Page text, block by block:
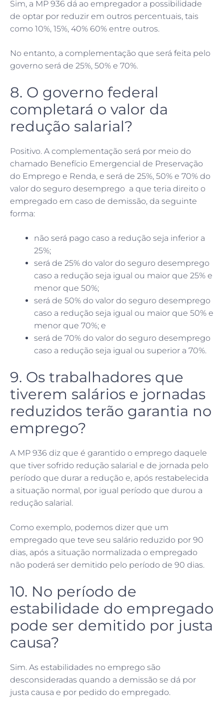
Sim, a MP 936 dá ao empregador a possibilidade
de optar por reduzir em outros percentuais, tais
como 10%, 15%, 40% 60% entre outros.
No entanto, a complementação que será feita pelo
governo será de 25%, 50% e 70%.
8. O governo federal
completará o valor da
redução salarial?
Positivo. A complementação será por meio do
chamado Benefício Emergencial de Preservação
do Emprego e Renda, e será de 25%, 50% e 70% do
valor do seguro desemprego a que teria direito o
empregado em caso de demissão, da seguinte
forma:
não será pago caso a redução seja inferior a
25%;
será de 25% do valor do seguro desemprego
caso a redução seja igual ou maior que 25% e
menor que 50%;
será de 50% do valor do seguro desemprego
caso a redução seja igual ou maior que 50% e
menor que 70%; e
será de 70% do valor do seguro desemprego
caso a redução seja igual ou superior a 70%.
9. Os trabalhadores que
tiverem salários e jornadas
reduzidos terão garantia no
emprego?
A MP 936 diz que é garantido o emprego daquele
que tiver sofrido redução salarial e de jornada pelo
período que durar a redução e, após restabelecida
a situação normal, por igual período que durou a
redução salarial.
Como exemplo, podemos dizer que um
empregado que teve seu salário reduzido por 90
dias, após a situação normalizada o empregado
não poderá ser demitido pelo período de 90 dias.
10. No período de
estabilidade do empregado
pode ser demitido por justa
causa?
Sim. As estabilidades no emprego são
desconsideradas quando a demissão se dá por
justa causa e por pedido do empregado.